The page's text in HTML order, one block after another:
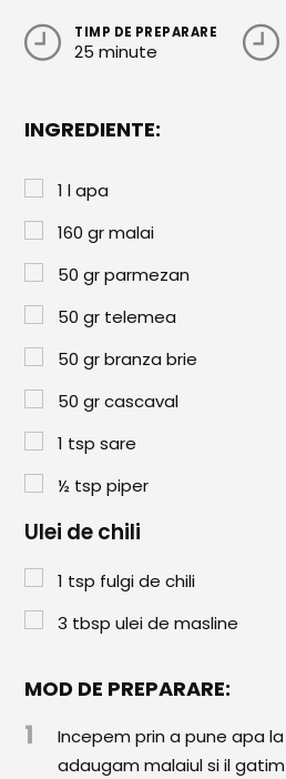
Sirop / Compot
Garnituri
Paste & Risotto
Patiserie
Aluaturi Dulci
Aluaturi Sărate
Pizza
Rețete cu Carne
Rețete Vegetariene
Salate
Sandwichuri și Wraps
Supe și Ciorbe
Rețete Video
Comunitatea
iCooking
TIMP DE PREPARARE
25 minute
INGREDIENTE:
1 l apa
160 gr malai
50 gr parmezan
50 gr telemea
50 gr branza brie
50 gr cascaval
1 tsp sare
½ tsp piper
Ulei de chili
1 tsp fulgi de chili
3 tbsp ulei de masline
MOD DE PREPARARE:
1
Incepem prin a pune apa
adaugam malaiul si il